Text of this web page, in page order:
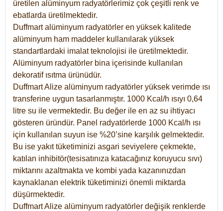
üretilen alüminyum radyatörlerimiz çok çeşitli renk ve
ebatlarda üretilmektedir.
Duffmart alüminyum radyatörler en yüksek kalitede
alüminyum ham maddeler kullanılarak yüksek
standartlardaki imalat teknolojisi ile üretilmektedir.
Alüminyum radyatörler bina içerisinde kullanılan
dekoratif ısıtma ürünüdür.
Duffmart Alize alüminyum radyatörler yüksek verimde ısı
transferine uygun tasarlanmıştır. 1000 Kcal/h ısıyı 0,64
litre su ile vermektedir. Bu değer ile en az su ihtiyacı
gösteren üründür. Panel radyatörlerde 1000 Kcal/h ısı
için kullanılan suyun ise %20’sine karşılık gelmektedir.
Bu ise yakıt tüketiminizi asgari seviyelere çekmekte,
katılan inhibitör(tesisatınıza katacağınız koruyucu sıvı)
miktarını azaltmakta ve kombi yada kazanınızdan
kaynaklanan elektrik tüketiminizi önemli miktarda
düşürmektedir.
Duffmart Alize alüminyum radyatörler değişik renklerde